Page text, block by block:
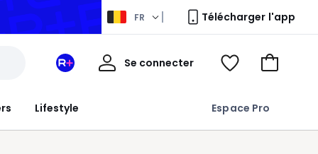
FR Télécharger l'app
Lifestyle Espace Pro
Mon
Redoute
Se connecter
Mon
Voir
Aller